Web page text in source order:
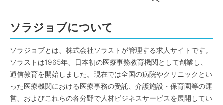
ソラジョブについて
ソラジョブとは、株式会社ソラストが管理する求人サイトです。
ソラストは1965年、日本初の医療事務教育機関として創業し、
通信教育を開始しました。現在では全国の病院やクリニックとい
った医療機関における医療事務の受託、介護施設・保育園等の運
営、およびこれらの各分野で人材ビジネスサービスを展開してい